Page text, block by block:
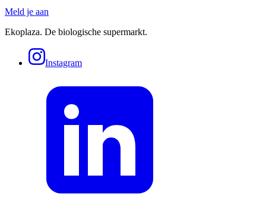
Meld je aan
Ekoplaza. De biologische supermarkt.
Instagram